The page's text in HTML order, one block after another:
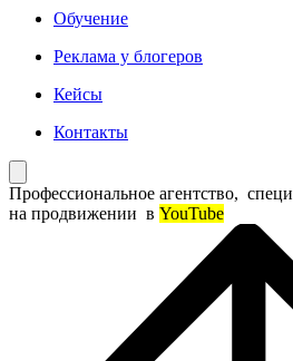
Обучение
Реклама у блогеров
Кейсы
Контакты
Профессиональное агентство,
на продвижении в YouTube